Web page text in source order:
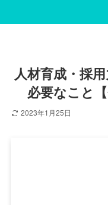
人材育成・採
必要なこと
2023年1月25日